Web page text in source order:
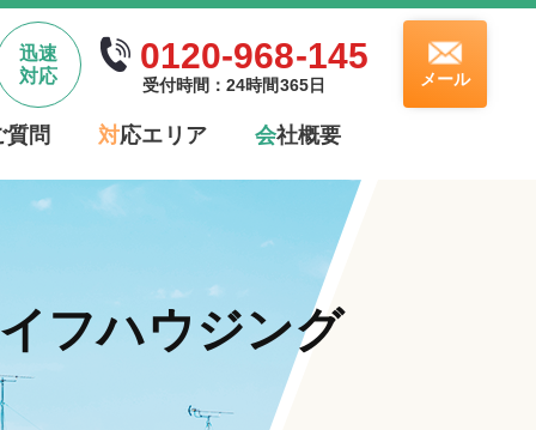
迅速
対応
0120-968-145
受付時間：24時間365日 メール
質問 対応エリア 会社概要
フハウジング